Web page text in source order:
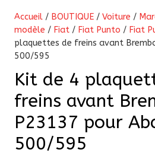
Accueil / BOUTIQUE / Voiture /
modèle / Fiat / Fiat Punto / Fiat
plaquettes de freins avant
500/595
Kit de 4
freins avant
P23137 pour
500/595